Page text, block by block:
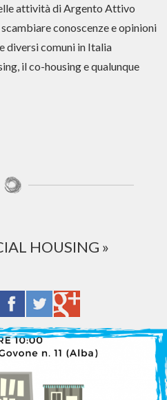
attività di Argento Attivo
conoscenze e opinioni
diversi comuni in Italia
il co-housing e qualunque
HOUSING